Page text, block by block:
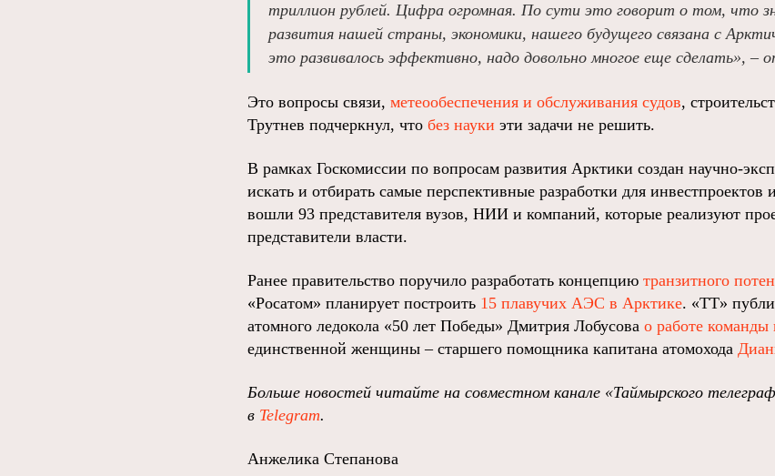
триллион рублей. Цифра огромная. По сути это говорит о том, что
развития нашей страны, экономики, нашего будущего связана с
это развивалось эффективно, надо довольно многое еще сделать», –
Это вопросы связи, метеообеспечения и обслуживания судов,
Трутнев подчеркнул, что без науки эти задачи не решить.
В рамках Госкомиссии по вопросам развития Арктики создан научно-
искать и отбирать самые перспективные разработки для
вошли 93 представителя вузов, НИИ и компаний, которые реализуют
представители власти.
Ранее правительство поручило разработать концепцию транзитного
«Росатом» планирует построить 15 плавучих АЭС в Арктике. «ТТ»
атомного ледокола «50 лет Победы» Дмитрия Лобусова о работе команды
единственной женщины – старшего помощника капитана атомохода
Больше новостей читайте на совместном канале «Таймырского
в Telegram.
Анжелика Степанова